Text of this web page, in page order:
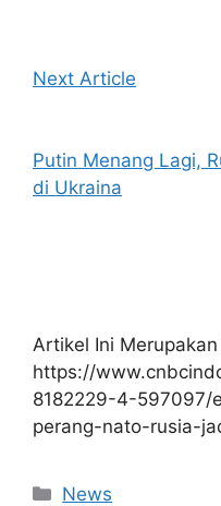
Next Article
Putin Menang Lagi,
di Ukraina
Artikel Ini
https://
8182229-4-597097/
perang-nato-rusia-
Kategori
News